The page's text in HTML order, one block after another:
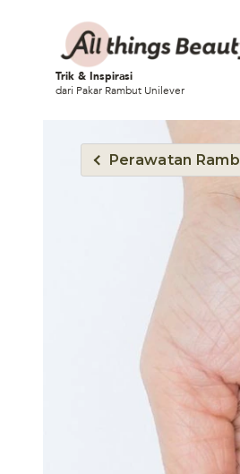
Trik & Inspirasi
dari Pakar Rambut Unilever
Perawatan